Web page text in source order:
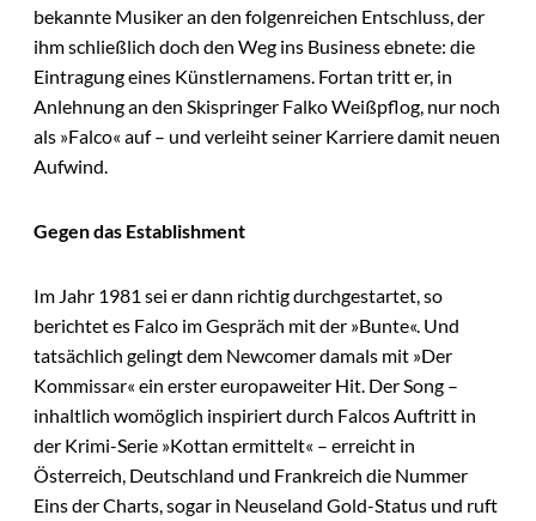
bekannte Musiker an den folgenreichen Entschluss, der
ihm schließlich doch den Weg ins Business ebnete: die
Eintragung eines Künstlernamens. Fortan tritt er, in
Anlehnung an den Skispringer Falko Weißpflog, nur noch
als »Falco« auf – und verleiht seiner Karriere damit neuen
Aufwind.
Gegen das Establishment
Im Jahr 1981 sei er dann richtig durchgestartet, so
berichtet es Falco im Gespräch mit der »Bunte«. Und
tatsächlich gelingt dem Newcomer damals mit »Der
Kommissar« ein erster europaweiter Hit. Der Song –
inhaltlich womöglich inspiriert durch Falcos Auftritt in
der Krimi-Serie »Kottan ermittelt« – erreicht in
Österreich, Deutschland und Frankreich die Nummer
Eins der Charts, sogar in Neuseland Gold-Status und ruft